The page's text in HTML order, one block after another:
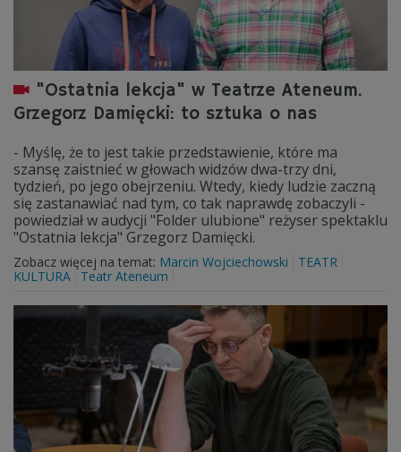
"Ostatnia lekcja" w Teatrze Ateneum.
Grzegorz Damięcki: to sztuka o nas
- Myślę, że to jest takie przedstawienie, które ma
szansę zaistnieć w głowach widzów dwa-trzy dni,
tydzień, po jego obejrzeniu. Wtedy, kiedy ludzie zaczną
się zastanawiać nad tym, co tak naprawdę zobaczyli -
powiedział w audycji "Folder ulubione" reżyser spektaklu
"Ostatnia lekcja" Grzegorz Damięcki.
Zobacz więcej na temat: Marcin Wojciechowski
TEATR
KULTURA
Teatr Ateneum